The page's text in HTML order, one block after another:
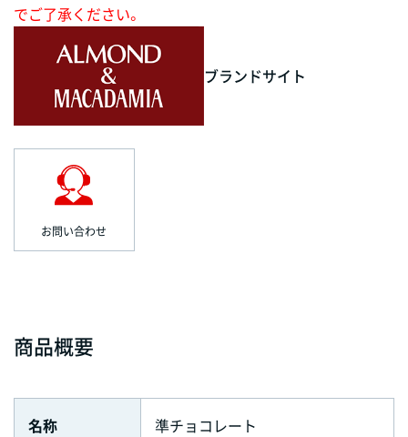
でご了承ください。
ブランドサイト
お問い合わせ
商品概要
名称 準チョコレート